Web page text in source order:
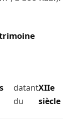
datant
du
XIIe
siècle